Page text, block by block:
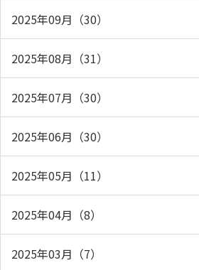
2025年09月（30）
2025年08月（31）
2025年07月（30）
2025年06月（30）
2025年05月（11）
2025年04月（8）
2025年03月（7）